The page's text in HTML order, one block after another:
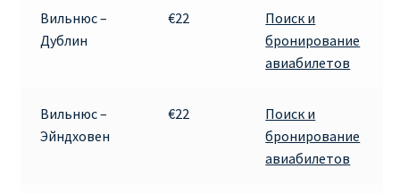
Париж
ПРИЛОЖЕНИЕ RYANAIR НА РУССКОМ
Вильнюс –
Дублин
€22
Поиск и
бронирование
авиабилетов
Вильнюс –
Эйндховен
€22
Поиск и
бронирование
авиабилетов